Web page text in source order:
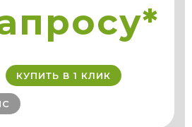
КУПИТЬ В 1 КЛИК